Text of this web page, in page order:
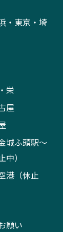
・東京・埼
栄
屋
城ふ頭駅～
）
港（休止
願い